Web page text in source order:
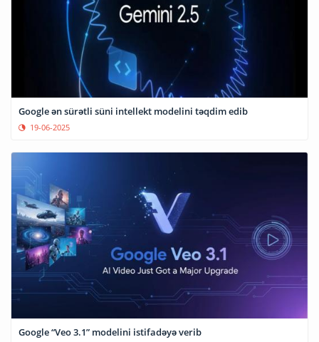
Google ən sürətli süni intellekt modelini təqdim edib
19-06-2025
Google “Veo 3.1” modelini istifadəyə verib